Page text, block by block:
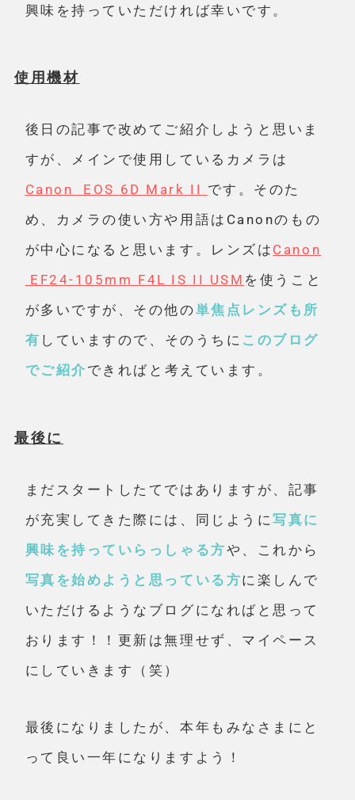
興味を持っていただければ幸いです。
使用機材
後日の記事で改めてご紹介しようと思いま
すが、メインで使用しているカメラは
Canon EOS 6D Mark II です。そのた
め、カメラの使い方や用語はCanonのもの
が中心になると思います。レンズは Canon
EF24-105mm F4L IS II USM を使うこと
が多いですが、その他の単焦点レンズも所
有 していますので、そのうちに このブログ
でご紹介 できればと考えています。
最後に
まだスタートしたてではありますが、記事
が充実してきた際には、同じように写真に
興味を持っていらっしゃる方や、これから
写真を始めようと思っている方に楽しんで
いただけるようなブログになればと思って
おります！！更新は無理せず、マイペース
にしていきます（笑）
最後になりましたが、本年もみなさまにと
って良い一年になりますよう！